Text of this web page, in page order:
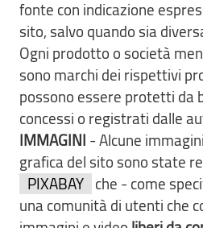
fonte con indicazione
sito, salvo quando sia
Ogni prodotto o società
sono marchi dei rispettivi
possono essere protetti da
concessi o registrati dalle
IMMAGINI - Alcune
grafica del sito sono state
PIXABAY che - come
una comunità di utenti che